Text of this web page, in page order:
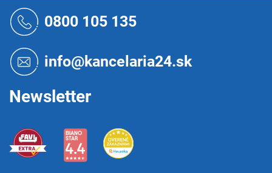
0800 105 135
info@kancelaria24.sk
Newsletter